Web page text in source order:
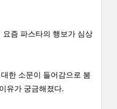
즘 파스타의 행보가 심상
한 소문이 들어감으로 붐
유가 궁금해졌다.